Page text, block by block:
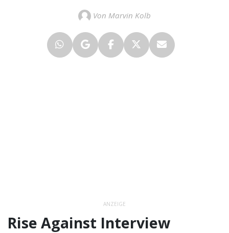
Von Marvin Kolb
ANZEIGE
Rise Against Interview